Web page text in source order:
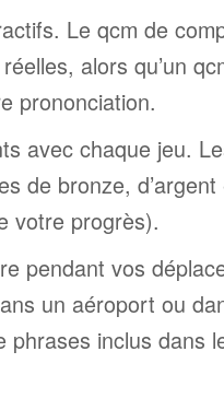
Le qcm de
alors qu’un
prononciation.
avec chaque jeu.
de bronze, d’argent
votre progrès).
pendant vos
un aéroport ou
phrases inclus dans